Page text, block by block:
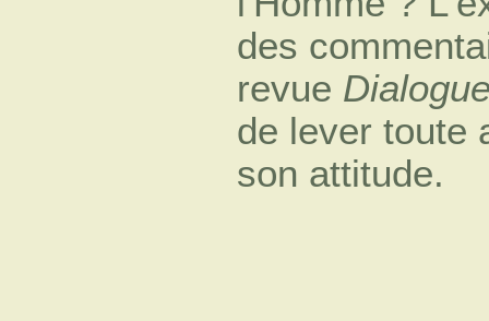
des
revue
de lever toute
son attitude.